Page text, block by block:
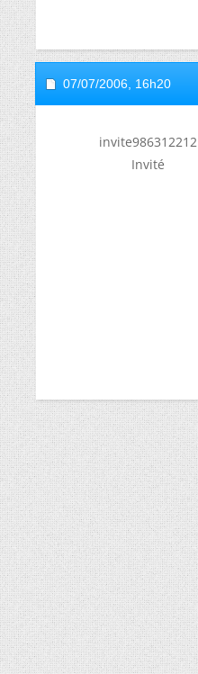
07/07/2006, 16h20
invite986312212
Invité